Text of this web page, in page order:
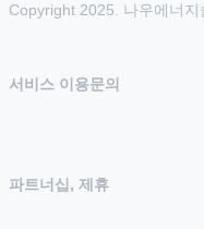
Copyright 2025. 나우에너
서비스 이용문의
파트너십, 제휴